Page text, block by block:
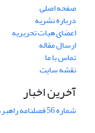
صفحه اصلی
درباره نشریه
اعضای هیات تحریریه
ارسال مقاله
تماس با ما
نقشه سایت
آخرین اخبار
شماره 56 فصلنامه راهبرد فرهنگ منتشر شد